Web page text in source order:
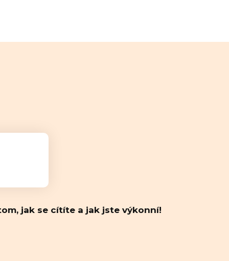
jak se cítíte a jak jste výkonní!